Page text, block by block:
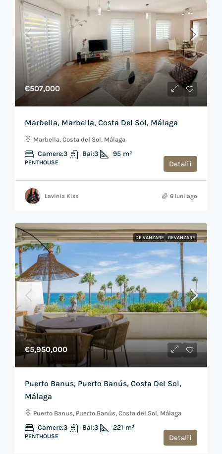
€507,000
Marbella, Marbella, Costa Del Sol, Málaga
Marbella, Costa del Sol, Málaga
Camere:3 Bai:3 95 m²
PENTHOUSE Detalii
Lavinia Kiss 6 luni ago
DE VANZARE REVANZARE
€5,950,000
Puerto Banus, Puerto Banús, Costa Del Sol,
Málaga
Puerto Banus, Puerto Banús, Costa del Sol, Málaga
Camere:3 Bai:3 221 m²
PENTHOUSE Detalii